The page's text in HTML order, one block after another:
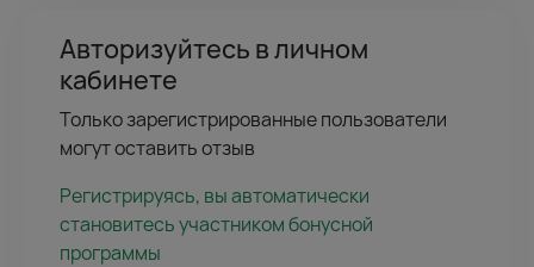
Авторизуйтесь в личном
кабинете
Только зарегистрированные пользователи
могут оставить отзыв
Регистрируясь, вы автоматически
становитесь участником бонусной
программы